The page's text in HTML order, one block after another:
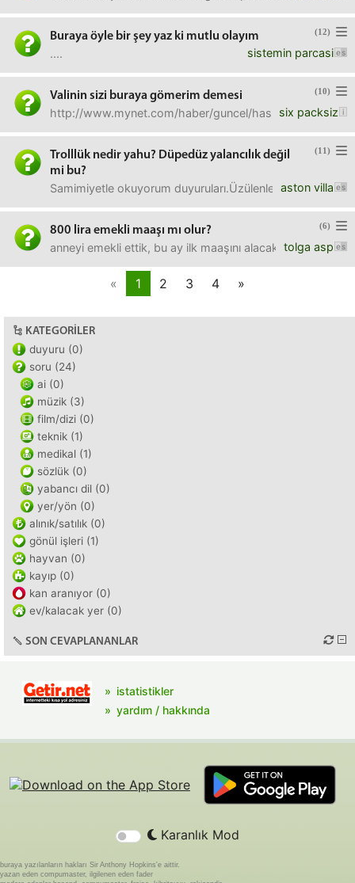
(12)
Buraya öyle bir şey yaz ki mutlu olayım
sistemin parcasi
....
(10)
Valinin sizi buraya gömerim demesi
six packsiz
http://www.mynet.com/haber/guncel/hastane-
(11)
Trolllük nedir yahu? Düpedüz yalancılık değil
mi bu?
aston villa
Samimiyetle okuyorum duyuruları.Üzülenle üzülüyor,
(6)
800 lira emekli maaşı mı olur?
tolga asp
anneyi emekli ettik, bu ay ilk maaşını alacak fakat
« 1 2 3 4 »
KATEGORILER
duyuru (0)
soru (24)
ai (0)
müzik (3)
film/dizi (0)
teknik (1)
medikal (1)
sözlük (0)
yabancı dil (0)
yer/yön (0)
alınık/satılık (0)
gönül işleri (1)
hayvan (0)
kayıp (0)
kan aranıyor (0)
ev/kalacak yer (0)
SON CEVAPLANANLAR
istatistikler
yardım / hakkında
Karanlık Mod
buraya yazılanların hakları Sir Anthony Hopkins'e aittir.
yazan eden compumaster, ilgilenen eden fader